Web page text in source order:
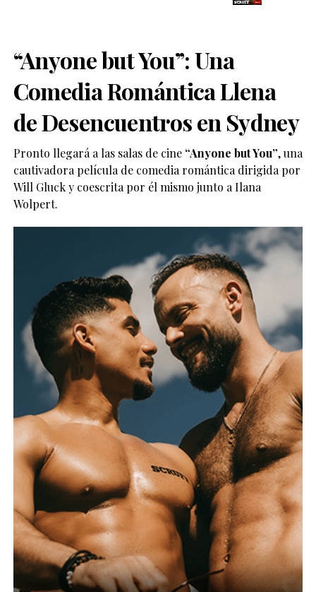
“Anyone but You”: Una
Comedia Romántica Llena
de Desencuentros en Sydney
Pronto llegará a las salas de cine “Anyone but You”, una
cautivadora película de comedia romántica dirigida por
Will Gluck y coescrita por él mismo junto a Ilana
Wolpert.